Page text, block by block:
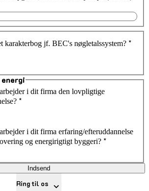
karakterbog jf. BEC's nøgletalssystem? *
i dit firma den lovpligtige
*
i dit firma erfaring/efteruddannelse
og energirigtigt byggeri? *
Indsend
Ring til os